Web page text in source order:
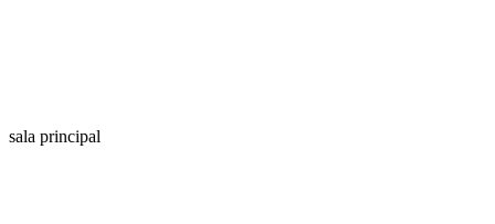
sala principal